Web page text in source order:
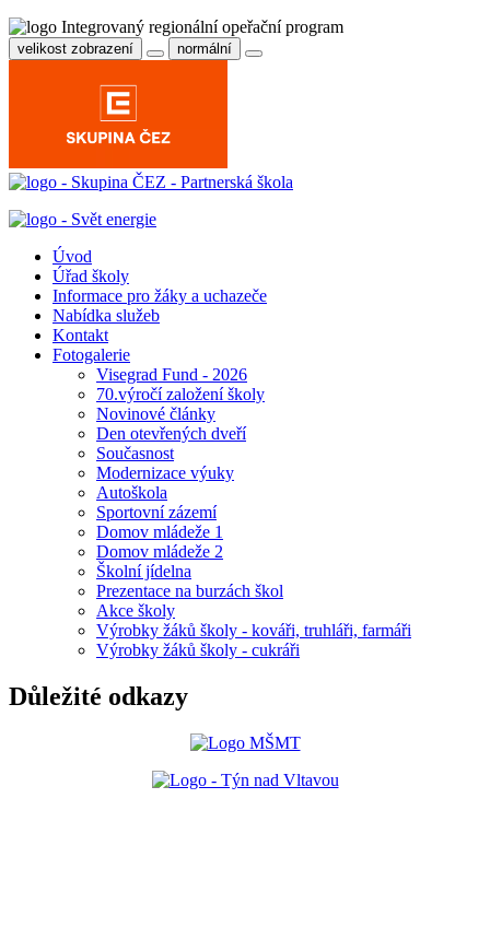
velikost zobrazení normální
Úvod
Úřad školy
Informace pro žáky a uchazeče
Nabídka služeb
Kontakt
Fotogalerie
Visegrad Fund - 2026
70.výročí založení školy
Novinové články
Den otevřených dveří
Současnost
Modernizace výuky
Autoškola
Sportovní zázemí
Domov mládeže 1
Domov mládeže 2
Školní jídelna
Prezentace na burzách škol
Akce školy
Výrobky žáků školy - kováři, truhláři, farmáři
Výrobky žáků školy - cukráři
Důležité odkazy